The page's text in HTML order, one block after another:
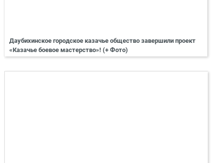
Даубихинское городское казачье общество завершили проект
«Казачье боевое мастерство»! (+ Фото)